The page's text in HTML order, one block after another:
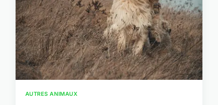
AUTRES ANIMAUX